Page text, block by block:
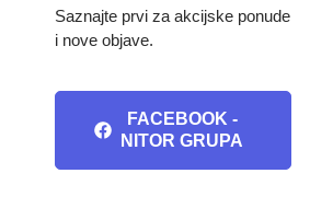
Saznajte prvi za akcijske ponude
i nove objave.
FACEBOOK -
NITOR GRUPA